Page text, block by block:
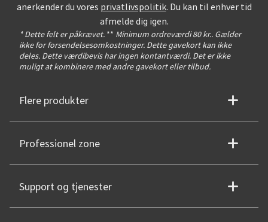
anerkender du vores privatlivspolitik. Du kan til enhver tid
afmelde dig igen.
* Dette felt er påkrævet. ** Minimum ordreværdi 80 kr.. Gælder
ikke for forsendelsesomkostninger. Dette gavekort kan ikke
deles. Dette værdibevis har ingen kontantværdi. Det er ikke
muligt at kombinere med andre gavekort eller tilbud.
Flere produkter
Professionel zone
Support og tjenester